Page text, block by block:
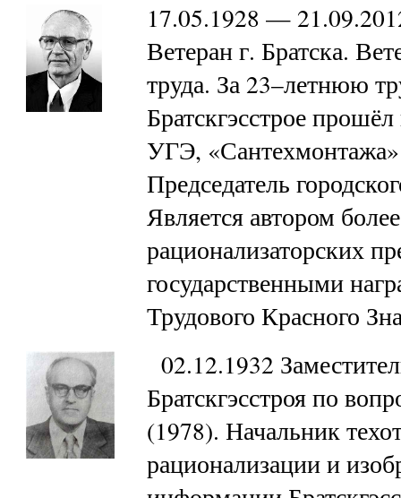
17.05.1928 —
Ветеран г. Братска.
труда. За 23–летнюю
Братскгэсстрое
УГЭ, «Сантехмонтажа»
Председатель
Является автором
рационализаторских
государственными
Трудового Красного
02.12.1932
Братскгэсстроя по
(1978). Начальник
рационализации и